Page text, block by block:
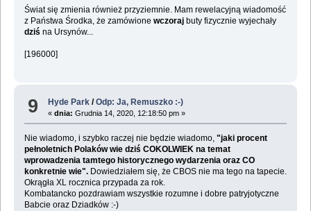
Świat się zmienia również przyziemnie. Mam rewelacyjną wiadomość
z Państwa Środka, że zamówione wczorajbuty fizycznie wyjechały
dziś na Ursynów...
[196000]
9 Hyde Park /Odp: Ja, Remuszko :-)
«dnia: Grudnia 14, 2020, 12:18:50 pm »
Nie wiadomo, i szybko raczej nie będzie wiadomo, "jaki procent
pełnoletnich Polaków wie dziś COKOLWIEK na temat
wprowadzenia tamtego historycznego wydarzenia oraz CO
konkretnie wie".Dowiedziałem się, że CBOS nie ma tego na tapecie.
Okrągła XL rocznica przypada za rok.
Kombatancko pozdrawiam wszystkie rozumne i dobre patryjotyczne
Babcie oraz Dziadków :-)